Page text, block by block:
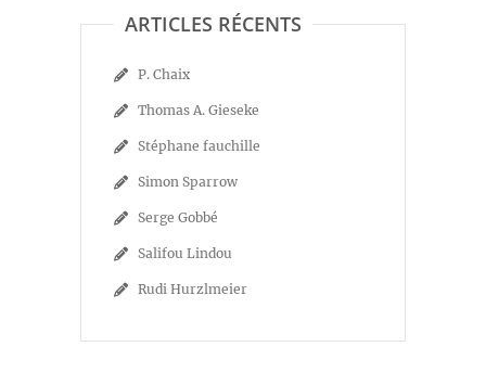
ARTICLES RÉCENTS
P. Chaix
Thomas A. Gieseke
Stéphane fauchille
Simon Sparrow
Serge Gobbé
Salifou Lindou
Rudi Hurzlmeier